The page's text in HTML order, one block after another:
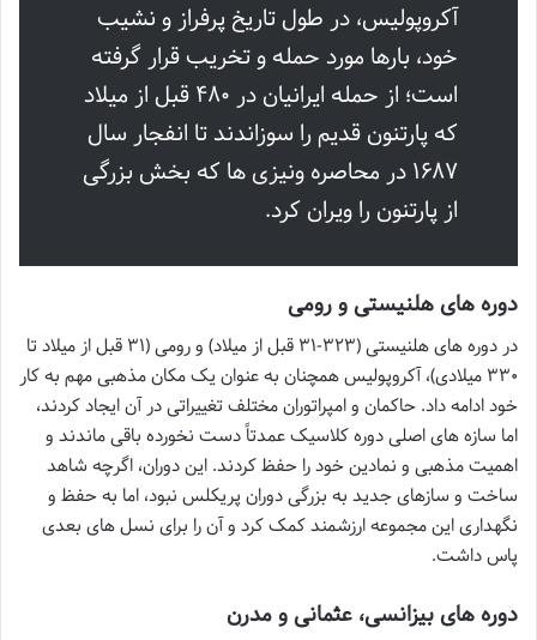
آکروپولیس، در طول تاریخ پرفراز و نشیب
خود، بارها مورد حمله و تخریب قرار گرفته
است؛ از حمله ایرانیان در ۴۸۰ قبل از میلاد
که پارتنون قدیم را سوزاندند تا انفجار سال
۱۶۸۷ در محاصره ونیزی ها که بخش بزرگی
از پارتنون را ویران کرد.
دوره های هلنیستی و رومی
در دوره های هلنیستی (۳۲۳-۳۱ قبل از میلاد) و رومی (۳۱ قبل از میلاد تا
۳۳۰ میلادی)، آکروپولیس همچنان به عنوان یک مکان مذهبی مهم به کار
خود ادامه داد. حاکمان و امپراتوران مختلف تغییراتی در آن ایجاد کردند،
اما سازه های اصلی دوره کلاسیک عمدتاً دست نخورده باقی ماندند و
اهمیت مذهبی و نمادین خود را حفظ کردند. این دوران، اگرچه شاهد
ساخت و سازهای جدید به بزرگی دوران پریکلس نبود، اما به حفظ و
نگهداری این مجموعه ارزشمند کمک کرد و آن را برای نسل های بعدی
پاس داشت.
دوره های بیزانسی، عثمانی و مدرن